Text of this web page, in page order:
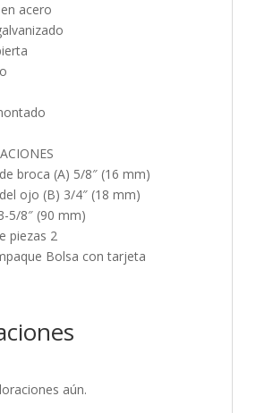
acero
broca (A) 5/8″ (16 mm)
ojo (B) 3/4″ (18 mm)
5/8″ (90 mm)
piezas 2
Bolsa con tarjeta
aún.